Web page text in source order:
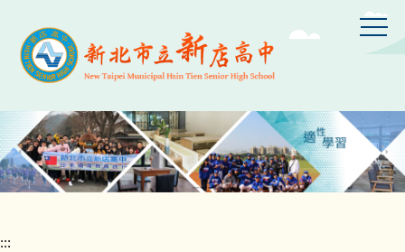
主
容
區
:::